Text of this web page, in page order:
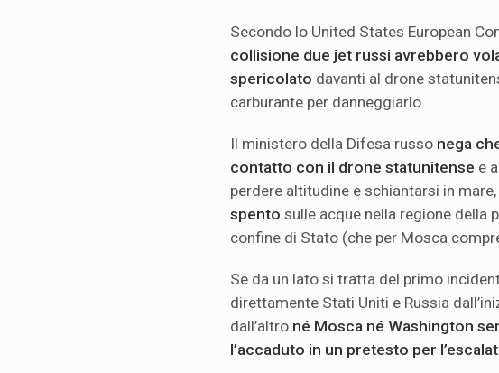
Secondo lo United States European
collisione due jet russi avrebbero
spericolato davanti al drone
carburante per danneggiarlo.
Il ministero della Difesa russo nega
contatto con il drone statunitense e
perdere altitudine e schiantarsi in
spento sulle acque nella regione della
confine di Stato (che per Mosca
Se da un lato si tratta del primo
direttamente Stati Uniti e Russia
dall’altro né Mosca né Washington
l’accaduto in un pretesto per